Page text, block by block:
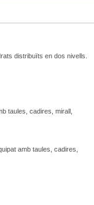
distribuïts en dos nivells.
taules, cadires, mirall,
amb taules, cadires,